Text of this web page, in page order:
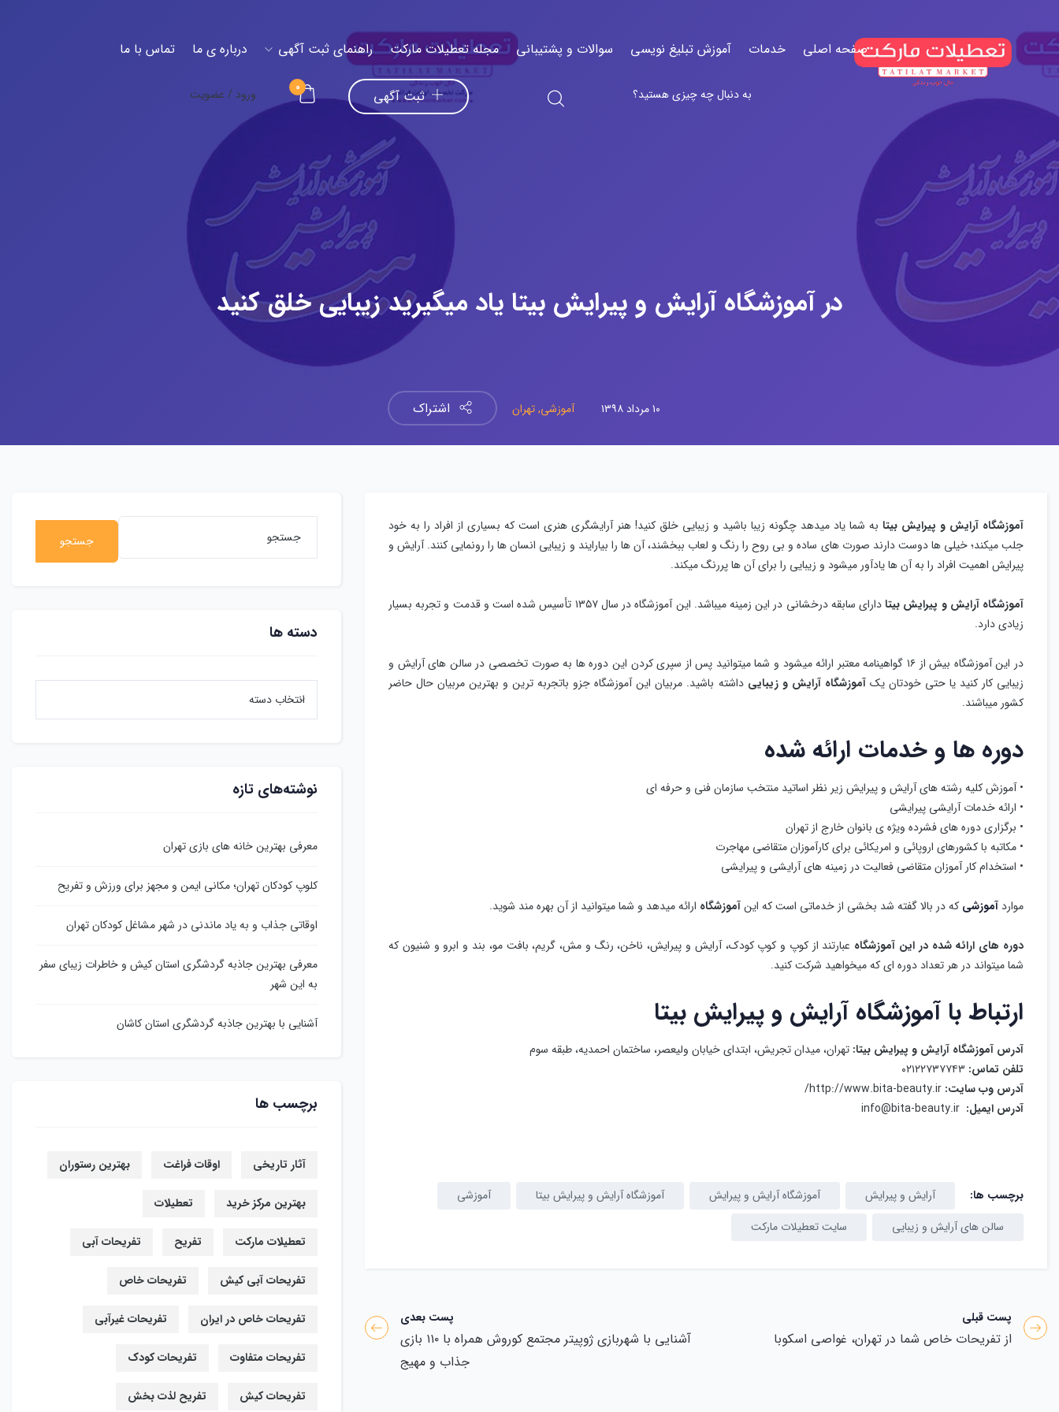
صفحه اصلی خدمات آموزش تبلیغ نویسی سوالات و پشتیبانی مجله تعطیلات مارکت راهنمای ثبت آگهی درباره ی ما تماس با ما
ثبت آگهی 0 ورود / عضویت
در آموزشگاه آرایش و پیرایش بیتا یاد میگیرید زیبایی خلق کنید
۱۰ مرداد ۱۳۹۸ آموزشی,تهران اشتراک
آموزشگاه آرایش و پیرایش بیتا به شما یاد میدهد چگونه زیبا باشید و زیبایی خلق کنید! هنر آرایشگری هنری است که بسیاری از افراد را به خود
جلب میکند؛ خیلی ها دوست دارند صورت های ساده و بی روح را رنگ و لعاب ببخشند، آن ها را بیارایند و زیبایی انسان ها را رونمایی کنند. آرایش و
پیرایش اهمیت افراد را به آن ها یادآور میشود و زیبایی را برای آن ها پررنگ میکند.
آموزشگاه آرایش و پیرایش بیتا
دارای سابقه درخشانی در این زمینه میباشد. این آموزشگاه در سال ۱۳۵۷ تأسیس شده است و قدمت و تجربه بسیار
زیادی دارد.
در این آموزشگاه بیش از ۱۶ گواهینامه معتبر ارائه میشود و شما میتوانید پس از سپری کردن این دوره ها به صورت تخصصی در سالن های آرایش و
زیبایی کار کنید یا حتی خودتان یک آموزشگاه آرایش و زیباییداشته باشید. مربیان این آموزشگاه جزو باتجربه ترین و بهترین مربیان حال حاضر
کشور میباشند.
دوره ها و خدمات ارائه شده
• آموزش کلیه رشته های آرایش و پیرایش زیر نظر اساتید منتخب سازمان فنی و حرفه ای
• ارائه خدمات آرایشی پیرایشی
• برگزاری دوره های فشرده ویژه ی بانوان خارج از تهران
• مکاتبه با کشورهای اروپائی و امریکائی برای کارآموزان متقاضی مهاجرت
• استخدام کار آموزان متقاضی فعالیت در زمینه های آرایشی و پیرایشی
موارد آموزشی که در بالا گفته شد بخشی از خدماتی است که اینآموزشگاه ارائه میدهد و شما میتوانید از آن بهره مند شوید.
دوره های ارائه شده در این آموزشگاه عبارتند از کوپ و کوپ کودک، آرایش و پیرایش، ناخن، رنگ و مش، گریم، بافت مو، بند و ابرو و شنیون که
شما میتواند در هر تعداد دوره ای که میخواهید شرکت کنید.
ارتباط با آموزشگاه آرایش و پیرایش بیتا
آدرس آموزشگاه آرایش و پیرایش بیتا: تهران، میدان تجریش، ابتدای خیابان ولیعصر، ساختمان احمدیه، طبقه سوم
تلفن تماس:
آدرس وب سایت:
آدرس ایمیل:
برچسب ها: آرایش و پیرایش آموزشگاه آرایش و پیرایش آموزشگاه آرایش و پیرایش بیتا
آموزشی
سالن های آرایش و زیبایی
سایت تعطیلات مارکت
پست قبلی
از تفریحات خاص شما در تهران، غواصی اسکوبا
پست بعدی
آشنایی با شهربازی ژوپیتر مجتمع کوروش همراه با ۱۱۰ بازی
جذاب و مهیج
جستجو
دسته ها
نوشته‌های تازه
معرفی بهترین خانه های بازی تهران
کلوپ کودکان تهران؛ مکانی ایمن و مجهز برای ورزش و تفریح
اوقاتی جذاب و به یاد ماندنی در شهر مشاغل کودکان تهران
معرفی بهترین جاذبه گردشگری استان کیش و خاطرات زیبای سفر
به این شهر
آشنایی با بهترین جاذبه گردشگری استان کاشان
برچسب ها
آثار تاریخی اوقات فراغت بهترین رستوران
بهترین مرکز خرید تعطیلات
تعطیلات مارکت تفریح تفریحات آبی
تفریحات آبی کیش تفریحات خاص
تفریحات خاص در ایران تفریحات غیرآبی
تفریحات متفاوت تفریحات کودک
تفریحات کیش تفریح لذت بخش